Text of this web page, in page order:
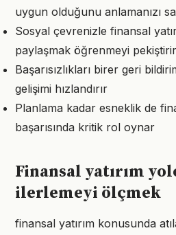
uygun olduğunu anlamanızı
Sosyal çevrenizle finansal
paylaşmak öğrenmeyi pekiştirir
Başarısızlıkları birer geri
gelişimi hızlandırır
Planlama kadar esneklik de
başarısında kritik rol oynar
Finansal yatırım
ilerlemeyi ölçmek
finansal yatırım konusunda